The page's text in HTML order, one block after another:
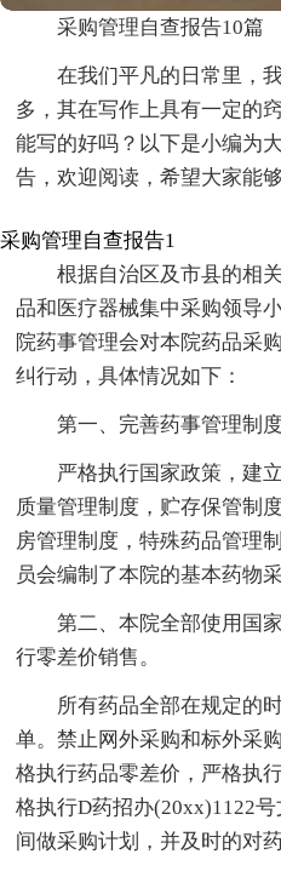
采购管理自查报告10篇
在我们平凡的日常里，
多，其在写作上具有一定的
能写的好吗？以下是小编为
告，欢迎阅读，希望大家能够
采购管理自查报告1
根据自治区及市县的相
品和医疗器械集中采购领导
院药事管理会对本院药品采
纠行动，具体情况如下：
第一、完善药事管理制度
严格执行国家政策，建
质量管理制度，贮存保管制
房管理制度，特殊药品管理
员会编制了本院的基本药物
第二、本院全部使用国
行零差价销售。
所有药品全部在规定的
单。禁止网外采购和标外采
格执行药品零差价，严格执
格执行D药招办(20xx)1122
间做采购计划，并及时的对